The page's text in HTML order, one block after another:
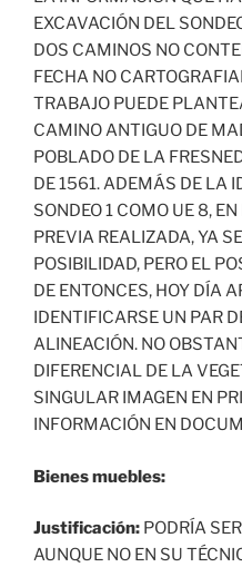
EXCAVACIÓN DEL
DOS CAMINOS NO
FECHA NO
TRABAJO PUEDE
CAMINO ANTIGUO DE
POBLADO DE LA
DE 1561. ADEMÁS DE LA
SONDEO 1 COMO UE 8,
PREVIA REALIZADA, YA
POSIBILIDAD, PERO EL
DE ENTONCES, HOY DÍA
IDENTIFICARSE UN PAR
ALINEACIÓN. NO
DIFERENCIAL DE LA
SINGULAR IMAGEN EN
INFORMACIÓN EN
Bienes muebles:
Justificación: PODRÍA
AUNQUE NO EN SU